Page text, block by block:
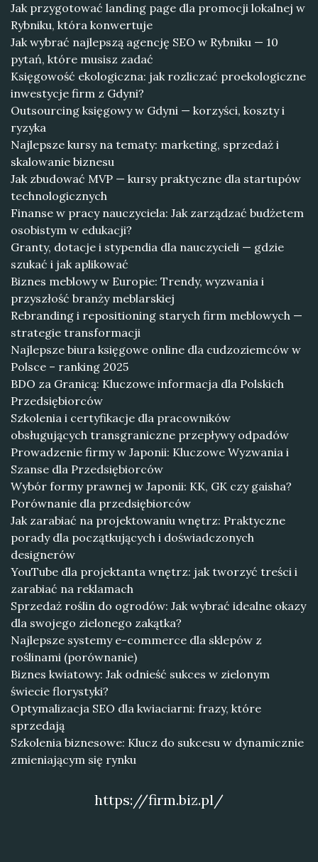
Jak przygotować landing page dla promocji lokalnej w
Rybniku, która konwertuje
Jak wybrać najlepszą agencję SEO w Rybniku — 10
pytań, które musisz zadać
Księgowość ekologiczna: jak rozliczać proekologiczne
inwestycje firm z Gdyni?
Outsourcing księgowy w Gdyni — korzyści, koszty i
ryzyka
Najlepsze kursy na tematy: marketing, sprzedaż i
skalowanie biznesu
Jak zbudować MVP — kursy praktyczne dla startupów
technologicznych
Finanse w pracy nauczyciela: Jak zarządzać budżetem
osobistym w edukacji?
Granty, dotacje i stypendia dla nauczycieli — gdzie
szukać i jak aplikować
Biznes meblowy w Europie: Trendy, wyzwania i
przyszłość branży meblarskiej
Rebranding i repositioning starych firm meblowych —
strategie transformacji
Najlepsze biura księgowe online dla cudzoziemców w
Polsce – ranking 2025
BDO za Granicą: Kluczowe informacja dla Polskich
Przedsiębiorców
Szkolenia i certyfikacje dla pracowników
obsługujących transgraniczne przepływy odpadów
Prowadzenie firmy w Japonii: Kluczowe Wyzwania i
Szanse dla Przedsiębiorców
Wybór formy prawnej w Japonii: KK, GK czy gaisha?
Porównanie dla przedsiębiorców
Jak zarabiać na projektowaniu wnętrz: Praktyczne
porady dla początkujących i doświadczonych
designerów
YouTube dla projektanta wnętrz: jak tworzyć treści i
zarabiać na reklamach
Sprzedaż roślin do ogrodów: Jak wybrać idealne okazy
dla swojego zielonego zakątka?
Najlepsze systemy e-commerce dla sklepów z
roślinami (porównanie)
Biznes kwiatowy: Jak odnieść sukces w zielonym
świecie florystyki?
Optymalizacja SEO dla kwiaciarni: frazy, które
sprzedają
Szkolenia biznesowe: Klucz do sukcesu w dynamicznie
zmieniającym się rynku
https://firm.biz.pl/